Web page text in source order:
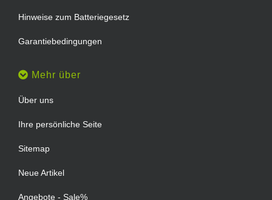
Hinweise zum Batteriegesetz
Garantiebedingungen
Mehr über
Über uns
Ihre persönliche Seite
Sitemap
Neue Artikel
Angebote - Sale%